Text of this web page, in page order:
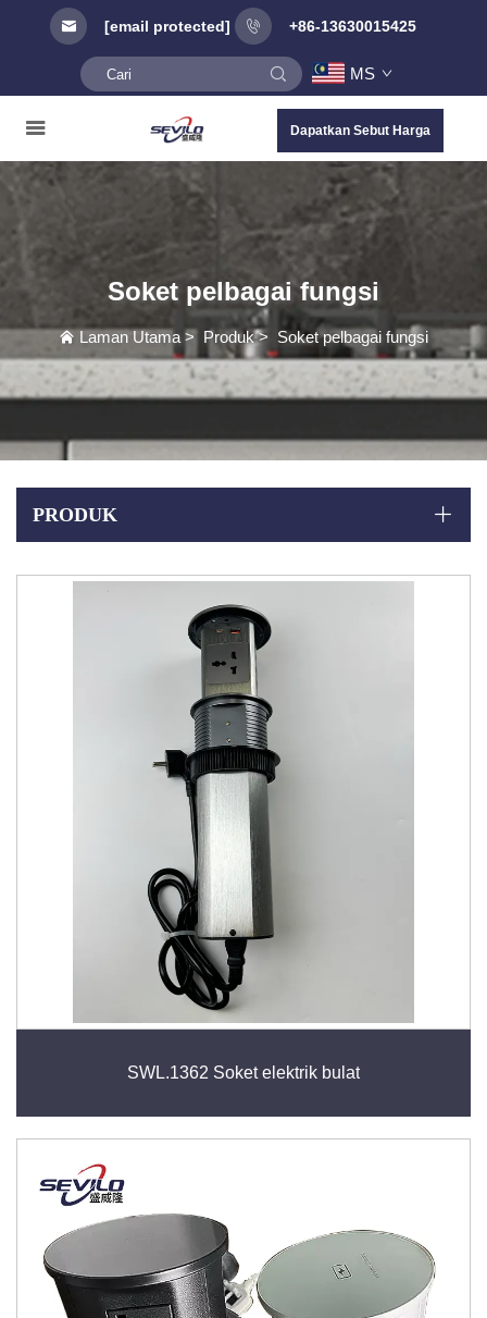
[email protected] +86-13630015425
MS
Dapatkan Sebut Harga
Soket pelbagai fungsi
Laman Utama > Produk> Soket pelbagai fungsi
PRODUK
SWL.1362 Soket elektrik bulat